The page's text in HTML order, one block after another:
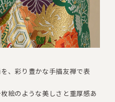
、彩り豊かな手描友禅で表
絵のような美しさと重厚感あ